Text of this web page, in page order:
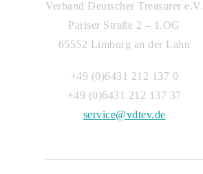
Verband Deutscher Treasurer e.V.
Pariser Straße 2 – 1.OG
65552 Limburg an der Lahn
+49 (0)6431 212 137 0
+49 (0)6431 212 137 37
service@vdtev.de